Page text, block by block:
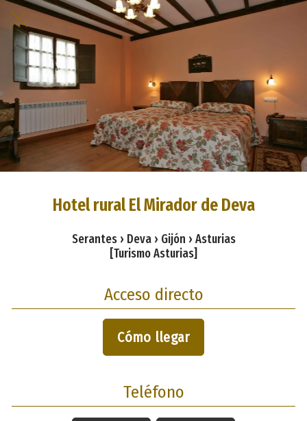
Hotel rural El Mirador de Deva
Serantes › Deva › Gijón › Asturias
[Turismo Asturias]
Acceso directo
Cómo llegar
Teléfono